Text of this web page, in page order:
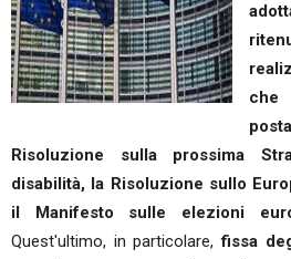
che
Risoluzione sulla prossima
disabilità, la Risoluzione sullo
il Manifesto sulle elezioni
Quest'ultimo, in particolare,fissa